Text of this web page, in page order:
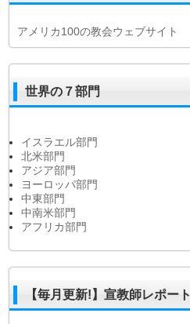
アメリカ100の教会ウェブサイト
世界の７部門
イスラエル部門
北米部門
アジア部門
ヨーロッパ部門
中東部門
中南米部門
アフリカ部門
【毎月更新!】宣教師レポート